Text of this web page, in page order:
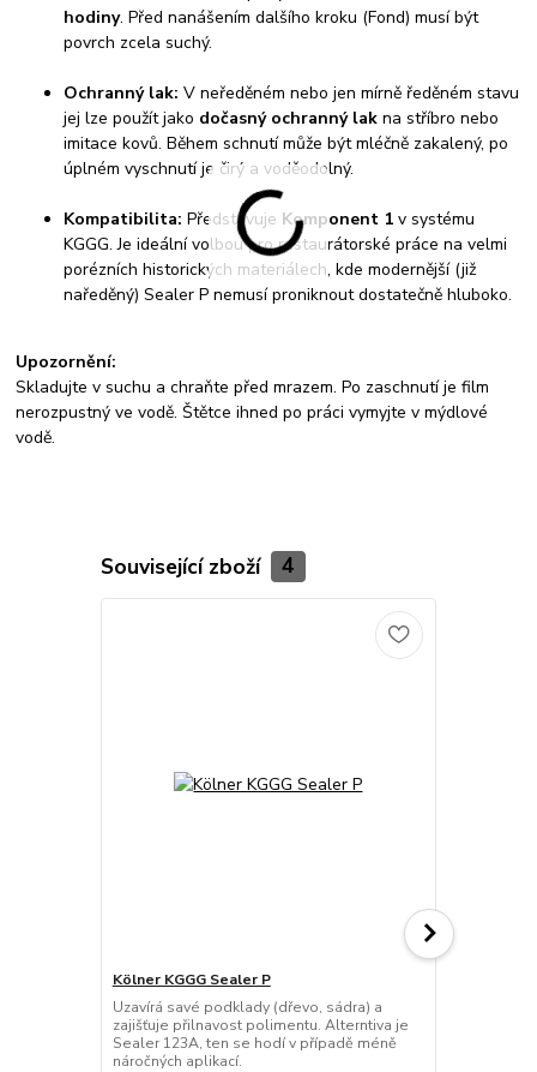
hodiny. Před nanášením dalšího kroku (Fond) musí být
povrch zcela suchý.
Ochranný lak: V neředěném nebo jen mírně ředěném stavu
jej lze použít jako dočasný ochranný lak na stříbro nebo
imitace kovů. Během schnutí může být mléčně zakalený, po
úplném vyschnutí je čirý a voděodolný.
Kompatibilita: Představuje Komponent 1 v systému
KGGG. Je ideální volbou pro restaurátorské práce na velmi
porézních historických materiálech, kde modernější (již
naředěný) Sealer P nemusí proniknout dostatečně hluboko.
Upozornění:
Skladujte v suchu a chraňte před mrazem. Po zaschnutí je film
nerozpustný ve vodě. Štětce ihned po práci vymyjte v mýdlové
vodě.
Související zboží 4
Kölner KGGG Sealer P
Uzavírá savé podklady (dřevo, sádra) a
zajišťuje přilnavost polimentu. Alterntiva je
Sealer 123A, ten se hodí v případě méně
náročných aplikací.